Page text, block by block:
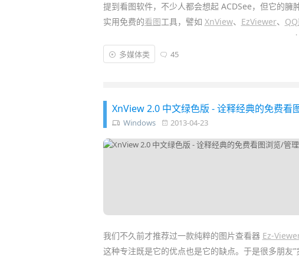
提到看图软件，不少人都会想起 ACDSee，但它的
实用免费的看图工具，譬如 XnView、 EzViewer、
Imagine是一款老牌、免费
左右，速度非常快！除了基本看图功能外，它还支持批
.
多媒体类 45
XnView 2.0 中文绿色版 - 诠释经典的免费看
Windows 2013-04-23
我们不久前才推荐过一款纯粹的图片查看器 Ez-
这种专注既是它的优点也是它的缺点。于是很多朋友